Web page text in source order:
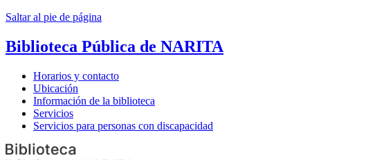
Saltar al pie de página
Biblioteca Pública de NARITA
Horarios y contacto
Ubicación
Información de la biblioteca
Servicios
Servicios para personas con discapacidad